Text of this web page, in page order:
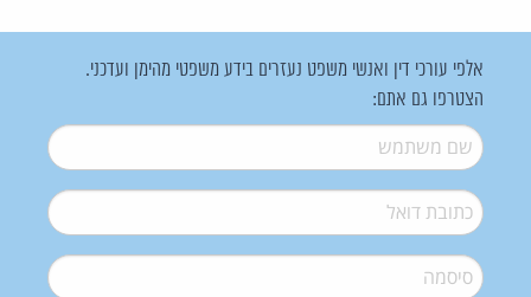
אלפי עורכי דין ואנשי משפט נעזרים בידע משפטי מהימן ועדכני.
הצטרפו גם אתם:
שם משתמש*
דואל*
סיסמה*